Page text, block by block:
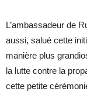
L’ambassadeur de
aussi, salué cette
manière plus
la lutte contre la
cette petite